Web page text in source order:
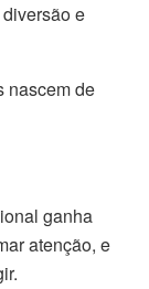
e
nascem de
ganha
atenção, e